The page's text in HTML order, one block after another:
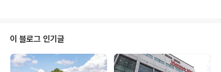
큰 특징은 의류, 모자, 스카프 등 상품을 직접 생산하는 공
장 갖추고 있으며, 해외 수출을 하는 등 한국경제의 일익을
담당해 온 것이다.평화시장은 동대문을 마주하고 있으며,
청계천변에 위치하고 있어 볼거리와 먹거리 등이 가득해
이 블로그 인기글